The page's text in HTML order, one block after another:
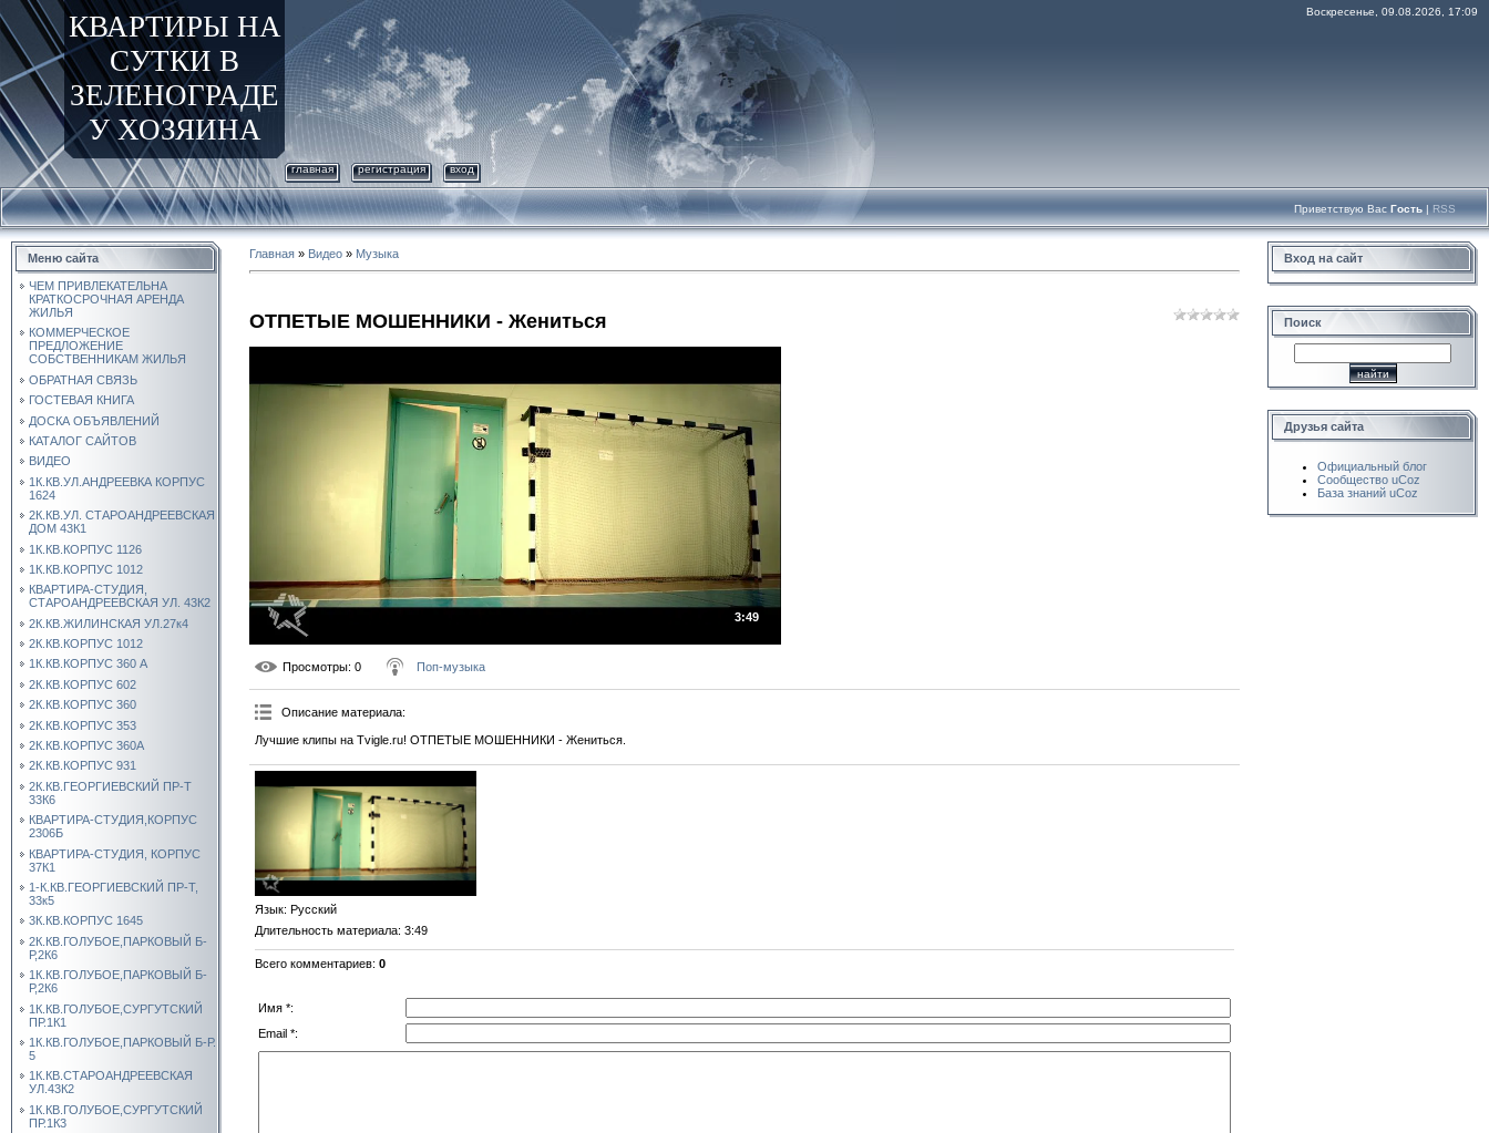
КВАРТИРЫ НА
СУТКИ В
ЗЕЛЕНОГРАДЕ
У ХОЗЯИНА
Воскресенье, 09.08.2026, 17:09
главная регистрация вход
Приветствую Вас Гость | RSS
Меню сайта
ЧЕМ ПРИВЛЕКАТЕЛЬНА
КРАТКОСРОЧНАЯ АРЕНДА
ЖИЛЬЯ
КОММЕРЧЕСКОЕ
ПРЕДЛОЖЕНИЕ
СОБСТВЕННИКАМ ЖИЛЬЯ
ОБРАТНАЯ СВЯЗЬ
ГОСТЕВАЯ КНИГА
ДОСКА ОБЪЯВЛЕНИЙ
КАТАЛОГ САЙТОВ
ВИДЕО
1К.КВ.УЛ.АНДРЕЕВКА КОРПУС
1624
2К.КВ.УЛ. СТАРОАНДРЕЕВСКАЯ
ДОМ 43К1
1К.КВ.КОРПУС 1126
1К.КВ.КОРПУС 1012
КВАРТИРА-СТУДИЯ,
СТАРОАНДРЕЕВСКАЯ УЛ. 43К2
2К.КВ.ЖИЛИНСКАЯ УЛ.27к4
2К.КВ.КОРПУС 1012
1К.КВ.КОРПУС 360 А
2К.КВ.КОРПУС 602
2К.КВ.КОРПУС 360
2К.КВ.КОРПУС 353
2К.КВ.КОРПУС 360А
2К.КВ.КОРПУС 931
2К.КВ.ГЕОРГИЕВСКИЙ ПР-Т
33К6
КВАРТИРА-СТУДИЯ,КОРПУС
2306Б
КВАРТИРА-СТУДИЯ, КОРПУС
37К1
1-К.КВ.ГЕОРГИЕВСКИЙ ПР-Т,
33к5
3К.КВ.КОРПУС 1645
2К.КВ.ГОЛУБОЕ,ПАРКОВЫЙ Б-
Р,2К6
1К.КВ.ГОЛУБОЕ,ПАРКОВЫЙ Б-
Р,2К6
1К.КВ.ГОЛУБОЕ,СУРГУТСКИЙ
ПР.1К1
1К.КВ.ГОЛУБОЕ,ПАРКОВЫЙ Б-Р.
5
1К.КВ.СТАРОАНДРЕЕВСКАЯ
УЛ.43К2
1К.КВ.ГОЛУБОЕ,СУРГУТСКИЙ
ПР.1К3
Главная » Видео » Музыка
ОТПЕТЫЕ МОШЕННИКИ - Жениться
3:49
Просмотры: 0 Поп-музыка
Описание материала:
Лучшие клипы на Tvigle.ru! ОТПЕТЫЕ МОШЕННИКИ - Жениться.
Язык: Русский
Длительность материала: 3:49
Всего комментариев: 0
Имя *:
Email *:
Вход на сайт
Поиск
Друзья сайта
Официальный блог
Сообщество uCoz
База знаний uCoz